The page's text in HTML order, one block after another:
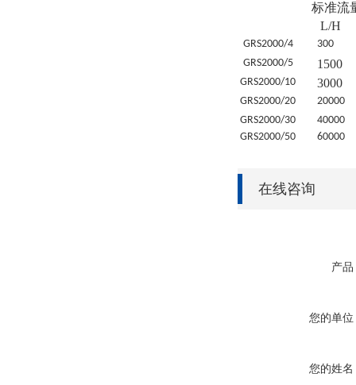
标准流
L/H
GRS2000/4 300
GRS2000/5 1500
GRS2000/10 3000
GRS2000/20 20000
GRS2000/30 40000
GRS2000/50 60000
在线咨询
产品
您的单位
您的姓名